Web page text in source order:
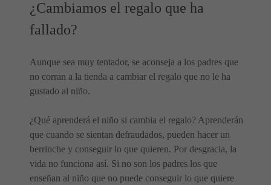
¿Cambiamos el regalo que ha
fallado?
Aunque sea muy tentador, se aconseja a los padres que
no corran a la tienda a cambiar el regalo que no le ha
gustado al niño.
¿Qué aprenderá el niño si cambia el regalo? Aprenderán
que cuando se sientan defraudados, pueden hacer un
berrinche y conseguir lo que quieren. Por desgracia, la
vida no funciona así. Si no son los padres los que
enseñan al niño que no puede conseguir lo que quiere